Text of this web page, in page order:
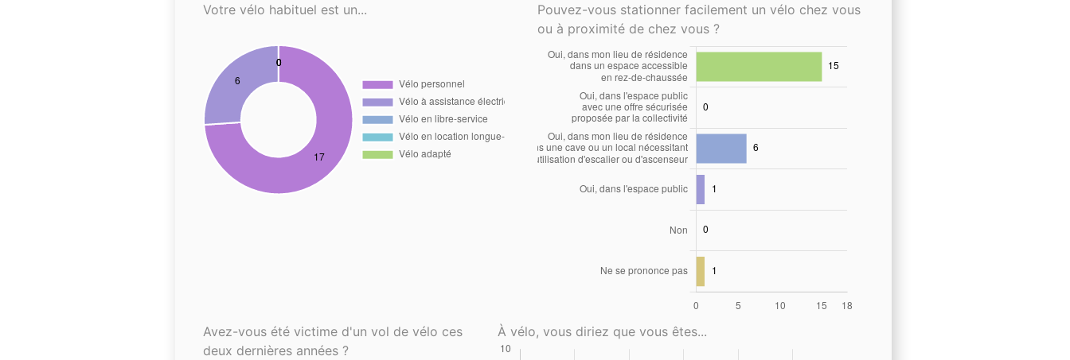
Votre vélo habituel est un...
Pouvez-vous stationner facilement un vélo chez vous
ou à proximité de chez vous ?
Avez-vous été victime d'un vol de vélo ces
deux dernières années ?
À vélo, vous diriez que vous êtes...